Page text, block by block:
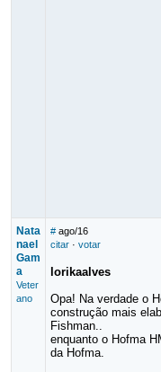
Nata
nael
Gam
a
Veter
ano
# ago/16
citar· votar
lorikaalves
Opa! Na verdade o
construção mais
Fishman..
enquanto o Hofma
da Hofma.